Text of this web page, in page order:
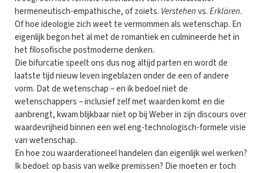
hermeneutisch-empathische, of zoiets. Verstehenvs.Erklären.
Of hoe ideologie zich weet te vermommen als wetenschap. En
eigenlijk begon het al met de romantiek en culmineerde het in
het filosofische postmoderne denken.
Die bifurcatie speelt ons dus nog altijd parten en wordt de
laatste tijd nieuw leven ingeblazen onder de een of andere
vorm. Dat de wetenschap – en ik bedoel niet de
wetenschappers – inclusief zelf met waarden komt en die
aanbrengt, kwam blijkbaar niet op bij Weber in zijn discours over
waardevrijheid binnen een wel eng-technologisch-formele visie
van wetenschap.
En hoe zou waarderationeel handelen dan eigenlijk wel werken?
Ik bedoel: op basis van welke premissen? Die moeten er toch